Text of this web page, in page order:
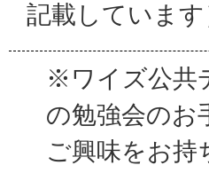
記載しています
※ワイズ公共
の勉強会のお
ご興味をお持